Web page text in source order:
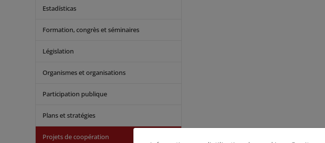
Estadísticas
Formation, congrès et séminaires
Législation
Organismes et organisations
Participation publique
Plans et stratégies
Projets de coopération